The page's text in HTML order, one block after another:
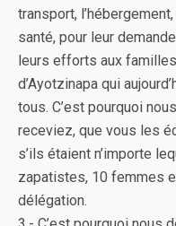
transport,
santé, pour leur
leurs efforts aux
d’Ayotzinapa qui
tous. C’est pourquoi
receviez, que vous les
s’ils étaient n’importe
zapatistes, 10 femmes
délégation.